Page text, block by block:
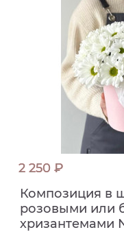
2 250 ₽
Композиция в
розовыми или
хризантемами